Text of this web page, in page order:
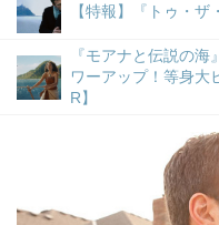
【特報】『トゥ・ザ
『モアナと伝説の
ワーアップ！等身大
R】